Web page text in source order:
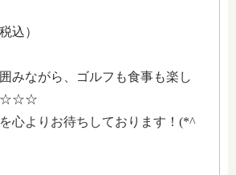
込）
みながら、ゴルフも食事も楽し
☆☆☆
心よりお待ちしております！(*^